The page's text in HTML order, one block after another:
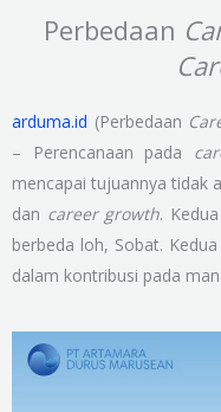
Perbedaan
arduma.id (Perbedaan
– Perencanaan pada
mencapai tujuannya tidak
dan career growth.
berbeda loh, Sobat.
dalam kontribusi pada